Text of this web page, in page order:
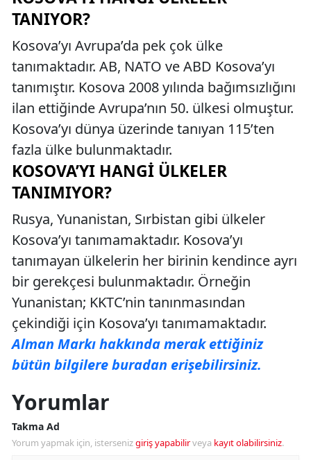
TANIYOR?
Kosova’yı Avrupa’da pek çok ülke
tanımaktadır. AB, NATO ve ABD Kosova’yı
tanımıştır. Kosova 2008 yılında bağımsızlığını
ilan ettiğinde Avrupa’nın 50. ülkesi olmuştur.
Kosova’yı dünya üzerinde tanıyan 115’ten
fazla ülke bulunmaktadır.
KOSOVA’YI HANGI ÜLKELER
TANIMIYOR?
Rusya, Yunanistan, Sırbistan gibi ülkeler
Kosova’yı tanımamaktadır. Kosova’yı
tanımayan ülkelerin her birinin kendince ayrı
bir gerekçesi bulunmaktadır. Örneğin
Yunanistan; KKTC’nin tanınmasından
çekindiği için Kosova’yı tanımamaktadır.
Alman Markı hakkında merak ettiğiniz
bütün bilgilere buradan erişebilirsiniz.
Yorumlar
Takma Ad
Yorum yapmak için, istersenizgiriş yapabilirveya kayıt olabilirsiniz.